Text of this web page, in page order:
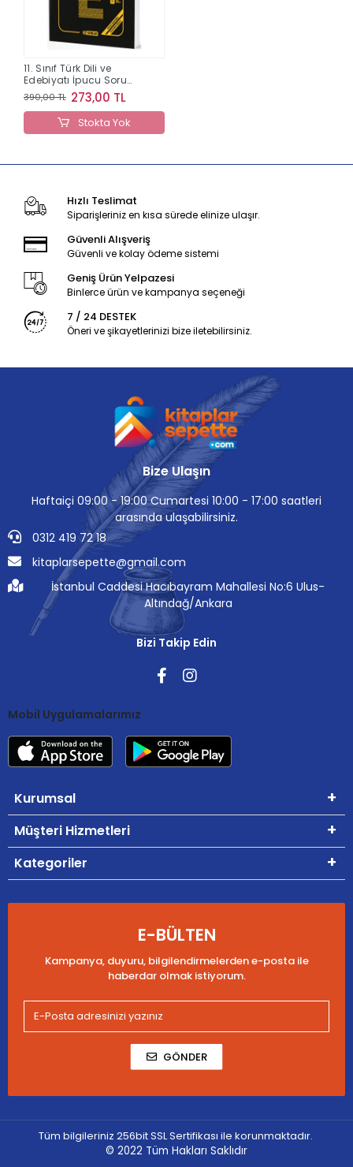
11. Sınıf Türk Dili ve
Edebiyatı İpucu Soru
Bankası
390,00 TL 273,00 TL
Stokta Yok
Hızlı Teslimat
Siparişleriniz en kısa sürede elinize ulaşır.
Güvenli Alışveriş
Güvenli ve kolay ödeme sistemi
Geniş Ürün Yelpazesi
Binlerce ürün ve kampanya seçeneği
7 / 24 DESTEK
Öneri ve şikayetlerinizi bize iletebilirsiniz.
Bize Ulaşın
Haftaiçi 09:00 - 19:00 Cumartesi 10:00 - 17:00 saatleri
arasında ulaşabilirsiniz.
0312 419 72 18
kitaplarsepette@gmail.com
İstanbul Caddesi Hacıbayram Mahallesi No:6 Ulus-
Altındağ/Ankara
Bizi Takip Edin
Mobil Uygulamalarımız
Kurumsal
Müşteri Hizmetleri
Kategoriler
E-BÜLTEN
Kampanya, duyuru, bilgilendirmelerden e-posta ile
haberdar olmak istiyorum.
GÖNDER
Tüm bilgileriniz 256bit SSL Sertifikası ile korunmaktadır.
© 2022 Tüm Hakları Saklıdır